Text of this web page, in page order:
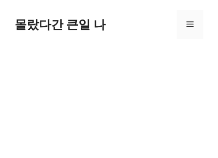
몰랐다간 큰일 나 메